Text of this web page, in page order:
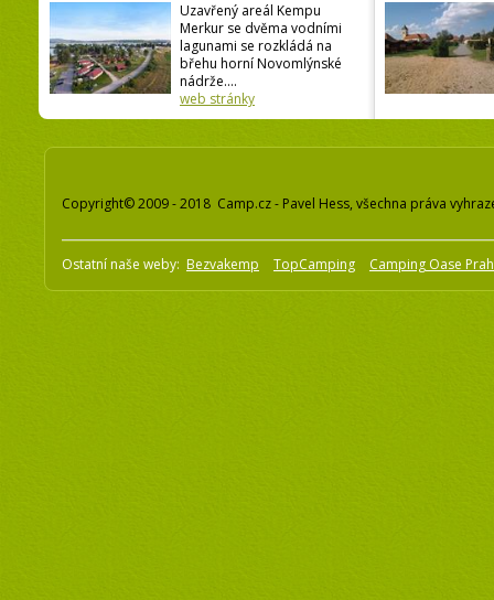
Uzavřený areál Kempu
Merkur se dvěma vodními
lagunami se rozkládá na
břehu horní Novomlýnské
nádrže....
web stránky
Copyright© 2009 - 2018 Camp.cz - Pavel Hess, všechna práva
Ostatní naše weby: Bezvakemp TopCamping Camping Oase